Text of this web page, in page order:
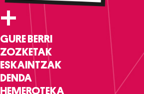
+
GURE BERRI
ZOZKETAK
ESKAINTZAK
DENDA
HEMEROTEKA